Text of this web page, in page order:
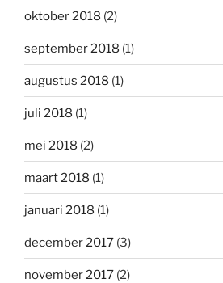
oktober 2018 (2)
september 2018 (1)
augustus 2018 (1)
juli 2018 (1)
mei 2018 (2)
maart 2018 (1)
januari 2018 (1)
december 2017 (3)
november 2017 (2)